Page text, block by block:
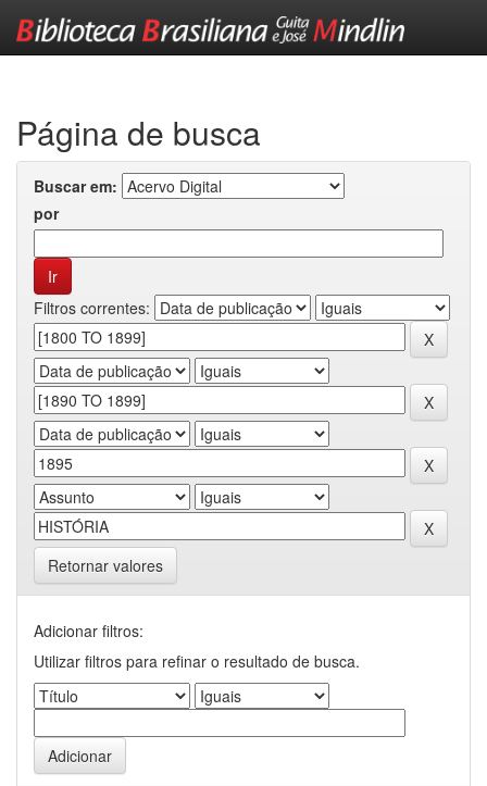
Página de busca
Buscar em:
por
Filtros correntes:
Retornar valores
Adicionar filtros:
Utilizar filtros para refinar o resultado de busca.